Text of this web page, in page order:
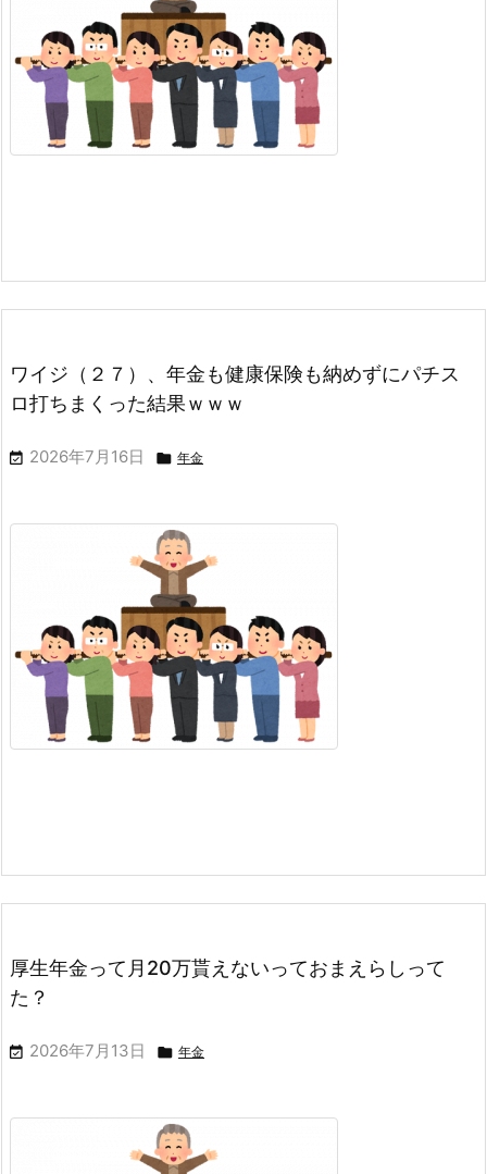
ワイジ（２７）、年金も健康保険も納めずにパチス
ロ打ちまくった結果ｗｗｗ
 2026年7月16日  年金
厚生年金って月20万貰えないっておまえらしって
た？
 2026年7月13日  年金